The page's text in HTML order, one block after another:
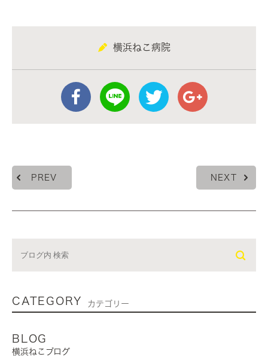
横浜ねこ病院
PREV NEXT
CATEGORY カテゴリー
BLOG
横浜ねこブログ